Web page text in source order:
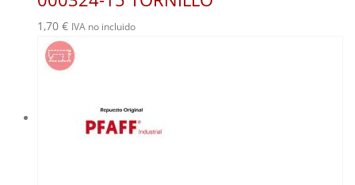
1,70 € IVA no incluido